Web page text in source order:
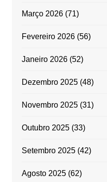
Março 2026(71)
Fevereiro 2026(56)
Janeiro 2026(52)
Dezembro 2025(48)
Novembro 2025(31)
Outubro 2025(33)
Setembro 2025(42)
Agosto 2025(62)